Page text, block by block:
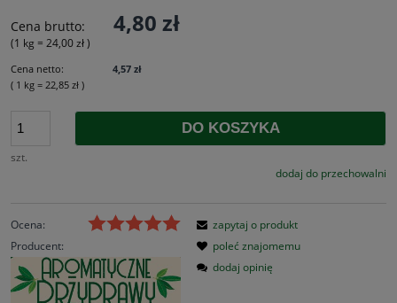
Cena brutto: 4,80 zł
(1 kg = 24,00 zł)
Cena netto:
4,57 zł
( 1 kg = 22,85 zł )
szt.
DO KOSZYKA
dodaj do przechowalni
Ocena:
Producent:
zapytaj o produkt
poleć znajomemu
dodaj opinię